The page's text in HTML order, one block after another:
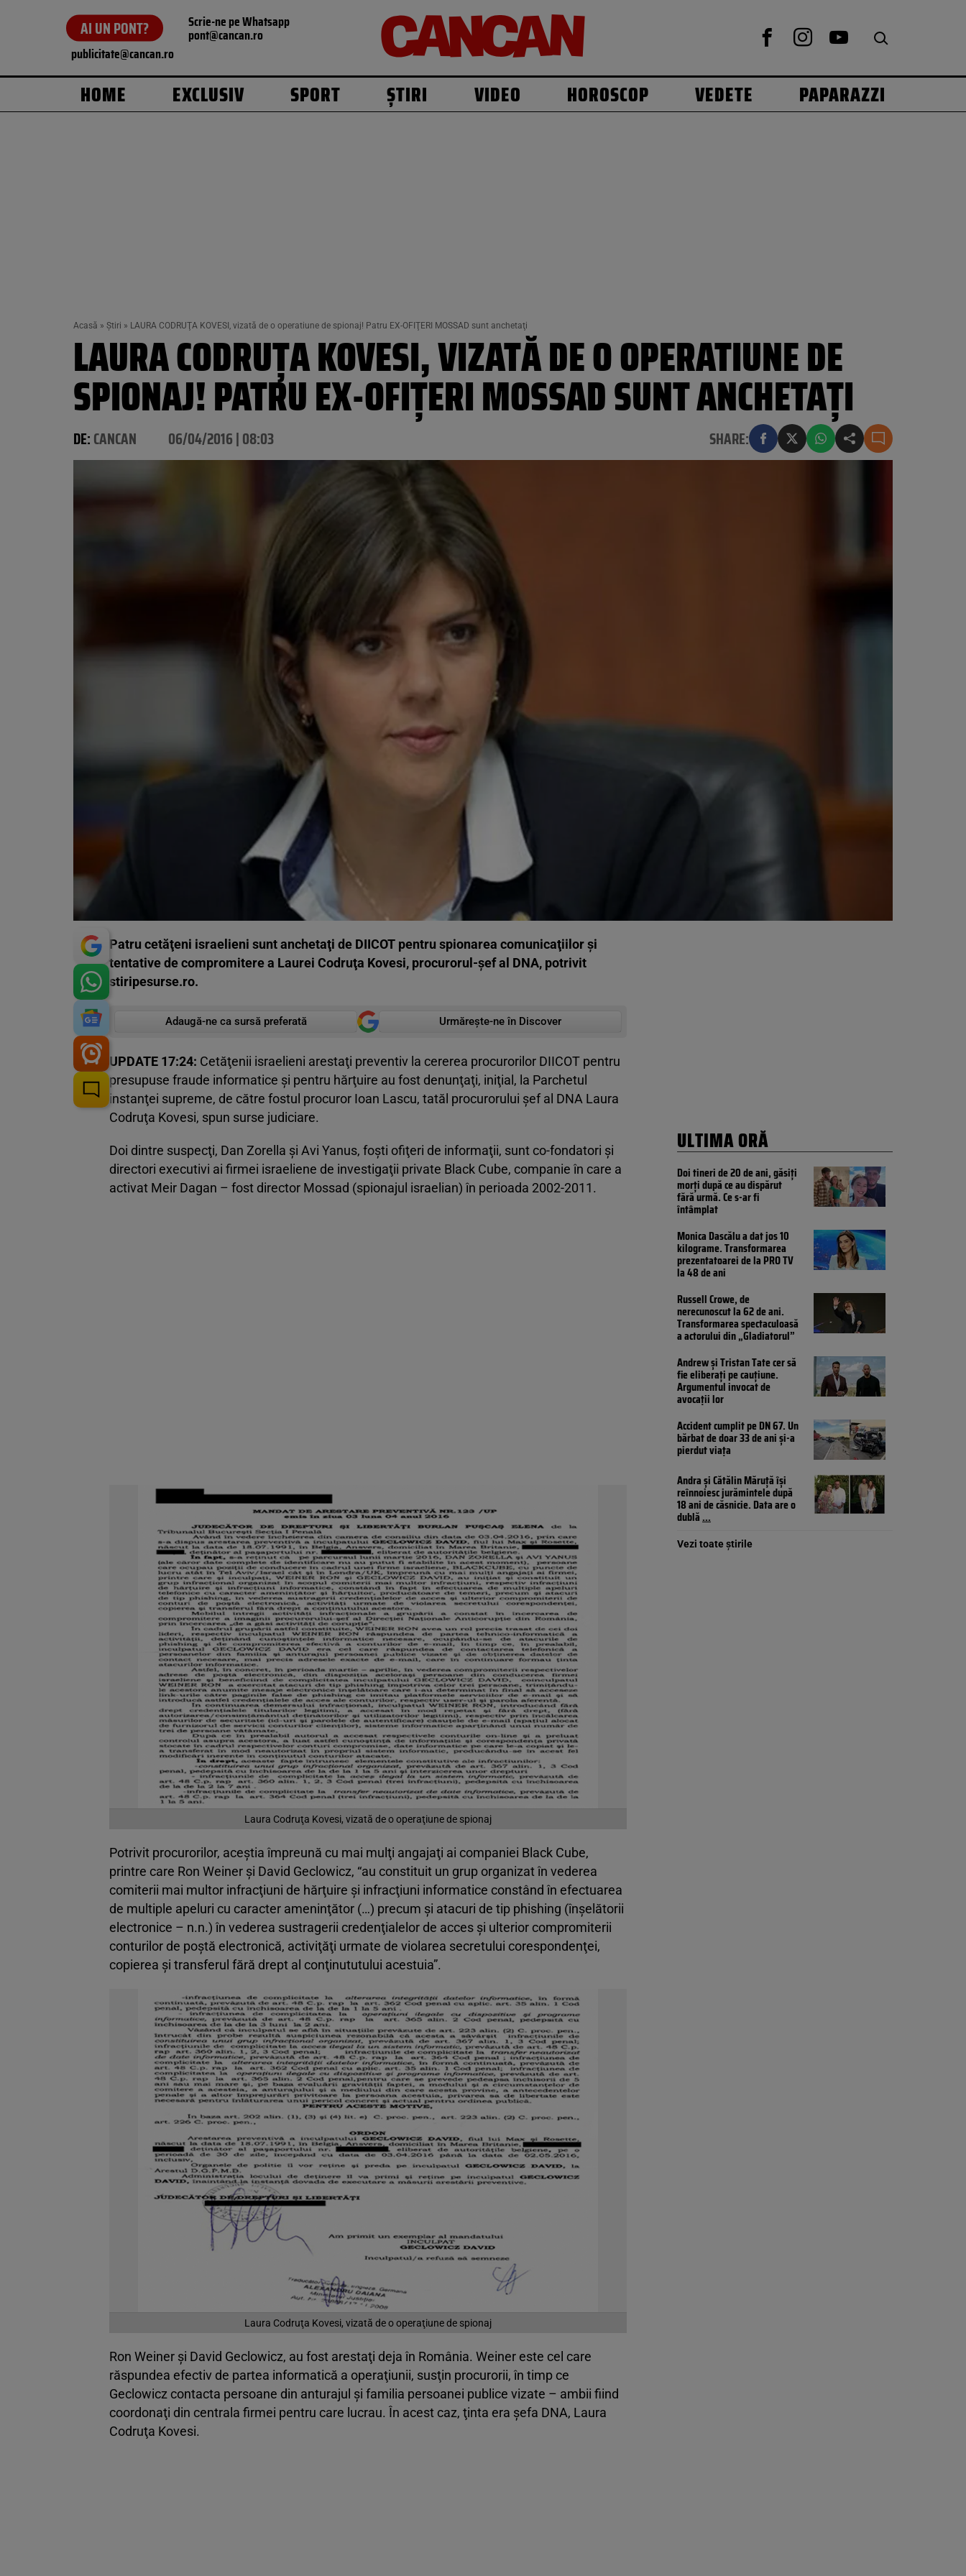
AI UN PONT? Scrie-ne pe Whatsapp
pont@cancan.ro
publicitate@cancan.ro
HOME EXCLUSIV SPORT ȘTIRI VIDEO HOROSCOP VEDETE PAPARAZZI
Acasă » Știri » LAURA CODRUŢA KOVESI, vizată de o operatiune de spionaj! Patru EX-OFIŢERI MOSSAD sunt anchetaţi
LAURA CODRUŢA KOVESI, VIZATĂ DE O OPERATIUNE DE
SPIONAJ! PATRU EX-OFIŢERI MOSSAD SUNT ANCHETAŢI
DE:CANCAN 06/04/2016 | 08:03 SHARE:
Patru cetăţeni israelieni sunt anchetaţi de DIICOT pentru spionarea comunicaţiilor şi
tentative de compromitere a Laurei Codruţa Kovesi, procurorul-şef al DNA, potrivit
stiripesurse.ro.
Adaugă-ne ca sursă preferată Urmărește-ne în Discover
UPDATE 17:24: Cetăţenii israelieni arestaţi preventiv la cererea procurorilor DIICOT pentru
presupuse fraude informatice şi pentru hărţuire au fost denunţaţi, iniţial, la Parchetul
instanţei supreme, de către fostul procuror Ioan Lascu, tatăl procurorului şef al DNA Laura
Codruţa Kovesi, spun surse judiciare.
Doi dintre suspecţi, Dan Zorella şi Avi Yanus, foşti ofiţeri de informaţii, sunt co-fondatori şi
directori executivi ai firmei israeliene de investigaţii private Black Cube, companie în care a
activat Meir Dagan – fost director Mossad (spionajul israelian) în perioada 2002-2011.
Laura Codruţa Kovesi, vizată de o operaţiune de spionaj
Potrivit procurorilor, aceştia împreună cu mai mulţi angajaţi ai companiei Black Cube,
printre care Ron Weiner şi David Geclowicz, “au constituit un grup organizat în vederea
comiterii mai multor infracţiuni de hărţuire şi infracţiuni informatice constând în efectuarea
de multiple apeluri cu caracter ameninţător (…) precum şi atacuri de tip phishing (înşelătorii
electronice – n.n.) în vederea sustragerii credenţialelor de acces şi ulterior compromiterii
conturilor de poştă electronică, activiţăţi urmate de violarea secretului corespondenţei,
copierea şi transferul fără drept al conţinututului acestuia”.
Laura Codruţa Kovesi, vizată de o operaţiune de spionaj
Ron Weiner şi David Geclowicz, au fost arestaţi deja în România. Weiner este cel care
răspundea efectiv de partea informatică a operaţiunii, susţin procurorii, în timp ce
Geclowicz contacta persoane din anturajul şi familia persoanei publice vizate – ambii fiind
coordonaţi din centrala firmei pentru care lucrau. În acest caz, ţinta era şefa DNA, Laura
Codruţa Kovesi.
ULTIMA ORĂ
Doi tineri de 20 de ani, găsiți
morți după ce au dispărut
fără urmă. Ce s-ar fi
întâmplat
Monica Dascălu a dat jos 10
kilograme. Transformarea
prezentatoarei de la PRO TV
la 48 de ani
Russell Crowe, de
nerecunoscut la 62 de ani.
Transformarea spectaculoasă
a actorului din „Gladiatorul”
Andrew și Tristan Tate cer să
fie eliberați pe cauțiune.
Argumentul invocat de
avocații lor
Accident cumplit pe DN 67. Un
bărbat de doar 33 de ani și-a
pierdut viața
Andra și Cătălin Măruță își
reînnoiesc jurămintele după
18 ani de căsnicie. Data are o
dublă...
Vezi toate știrile